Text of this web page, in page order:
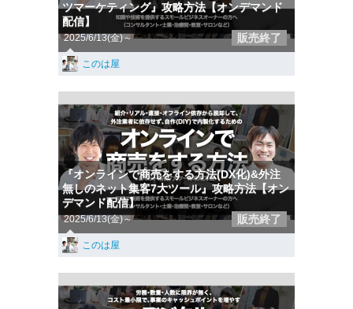
ツマーケティング』攻略方法【オンデマンド
配信】
2025/6/13(金)～ 販売終了
このは屋
『オンラインで商売をする方法(DX化)&外注
無しのネット集客7大ツール』攻略方法【オン
デマンド配信】
2025/6/13(金)～ 販売終了
このは屋